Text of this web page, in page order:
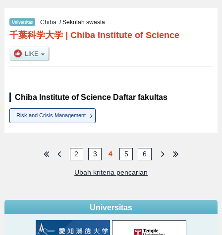
Chiba/ Sekolah swasta
千葉科学大学| Chiba Institute of Science
Chiba Institute of Science Daftar fakultas
Risk and Crisis Management
2 3 4 5 6
Ubah kriteria pencarian
Universitas